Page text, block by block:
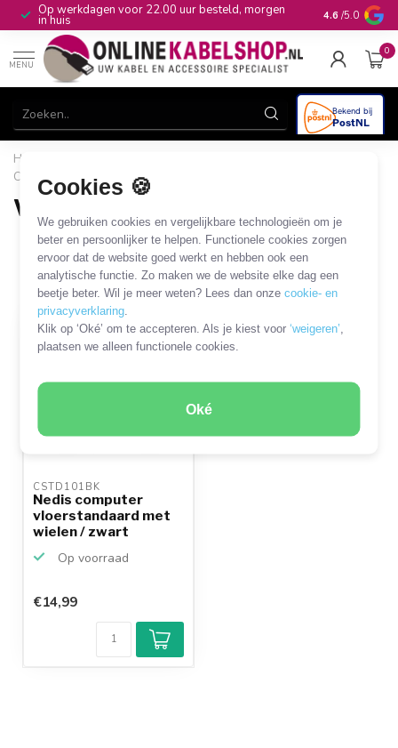
Cookies 🍪
We gebruiken cookies en vergelijkbare technologieën om je
beter en persoonlijker te helpen. Functionele cookies zorgen
ervoor dat de website goed werkt en hebben ook een
analytische functie. Zo maken we de website elke dag een
beetje beter. Wil je meer weten? Lees dan onzecookie- en
privacyverklaring
Klik op ‘Oké’ om te accepteren. Als je kiest voor‘weigeren’
plaatsen we alleen functionele cookies.
Oké
Op werkdagen voor 22.00 uur besteld, morgen
in huis 10+jaar
4.6 /5.0
MENU
0
Home
Computer
/ Vloerstandaard
Vloerstandaard
1 PRODUCT
Filters SORTEER OP
CSTD101BK
Nedis computer
vloerstandaard met
wielen / zwart
Op voorraad
€14,99